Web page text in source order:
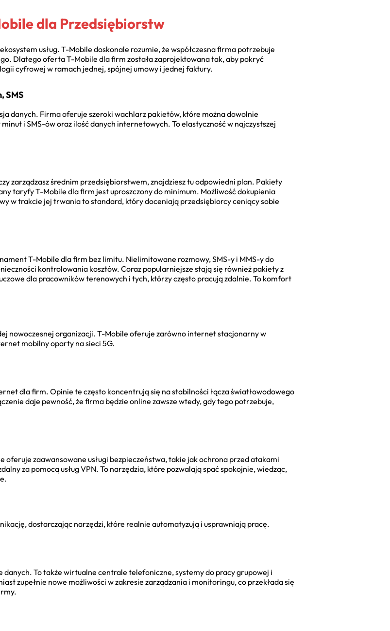
dla Przedsiębiorstw
usług. T-Mobile doskonale rozumie, że współczesna firma potrzebuje
Dlatego oferta T-Mobile dla firm została zaprojektowana tak, aby pokryć
cyfrowej w ramach jednej, spójnej umowy i jednej faktury.
SMS
danych. Firma oferuje szeroki wachlarz pakietów, które można dowolnie
i SMS-ów oraz ilość danych internetowych. To elastyczność w najczystszej
zarządzasz średnim przedsiębiorstwem, znajdziesz tu odpowiedni plan. Pakiety
taryfy T-Mobile dla firm jest uproszczony do minimum. Możliwość dokupienia
w trakcie jej trwania to standard, który doceniają przedsiębiorcy ceniący sobie
T-Mobile dla firm bez limitu. Nielimitowane rozmowy, SMS-y i MMS-y do
kontrolowania kosztów. Coraz popularniejsze stają się również pakiety z
dla pracowników terenowych i tych, którzy często pracują zdalnie. To komfort
nowoczesnej organizacji. T-Mobile oferuje zarówno internet stacjonarny w
mobilny oparty na sieci 5G.
dla firm. Opinie te często koncentrują się na stabilności łącza światłowodowego
daje pewność, że firma będzie online zawsze wtedy, gdy tego potrzebuje,
zaawansowane usługi bezpieczeństwa, takie jak ochrona przed atakami
za pomocą usług VPN. To narzędzia, które pozwalają spać spokojnie, wiedząc,
dostarczając narzędzi, które realnie automatyzują i usprawniają pracę.
danych. To także wirtualne centrale telefoniczne, systemy do pracy grupowej i
zupełnie nowe możliwości w zakresie zarządzania i monitoringu, co przekłada się